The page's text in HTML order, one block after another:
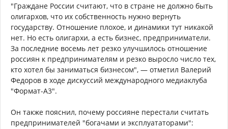
"Граждане России считают, что в стране не должно быть
олигархов, что их собственность нужно вернуть
государству. Отношение плохое, и динамики тут никакой
нет. Но есть олигархи, а есть бизнес, предприниматели.
За последние восемь лет резко улучшилось отношение
россиян к предпринимателям и резко выросло число тех,
кто хотел бы заниматься бизнесом", — отметил Валерий
Федоров в ходе дискуссий международного медиаклуба
"Формат-А3".
Он также пояснил, почему россияне перестали считать
предпринимателей "богачами и эксплуататорами":